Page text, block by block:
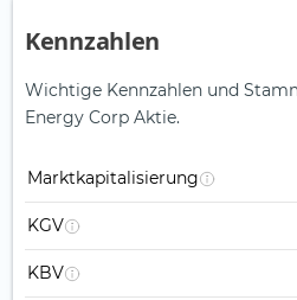
Kennzahlen
Wichtige Kennzahlen und
Energy Corp Aktie.
Marktkapitalisierung
KGV
KBV